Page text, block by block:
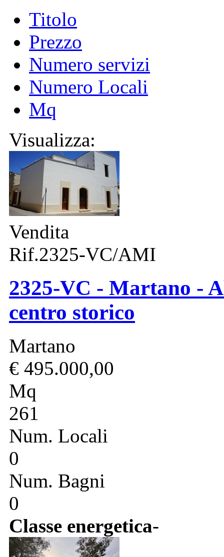
Titolo
Prezzo
Numero servizi
Numero Locali
Mq
Visualizza:
Vendita
Rif.2325-VC/AMI
2325-VC - Martano -
centro storico
Martano
€ 495.000,00
Mq
261
Num. Locali
0
Num. Bagni
0
Classe energetica-